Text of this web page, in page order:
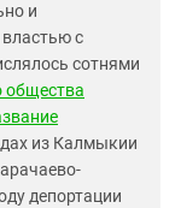
и
с
сотнями
общества
из Калмыкии
депортации